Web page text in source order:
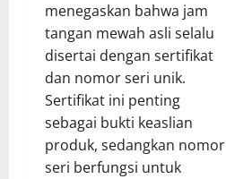
menegaskan bahwa jam
tangan mewah asli selalu
disertai dengan sertifikat
dan nomor seri unik.
Sertifikat ini penting
sebagai bukti keaslian
produk, sedangkan nomor
seri berfungsi untuk